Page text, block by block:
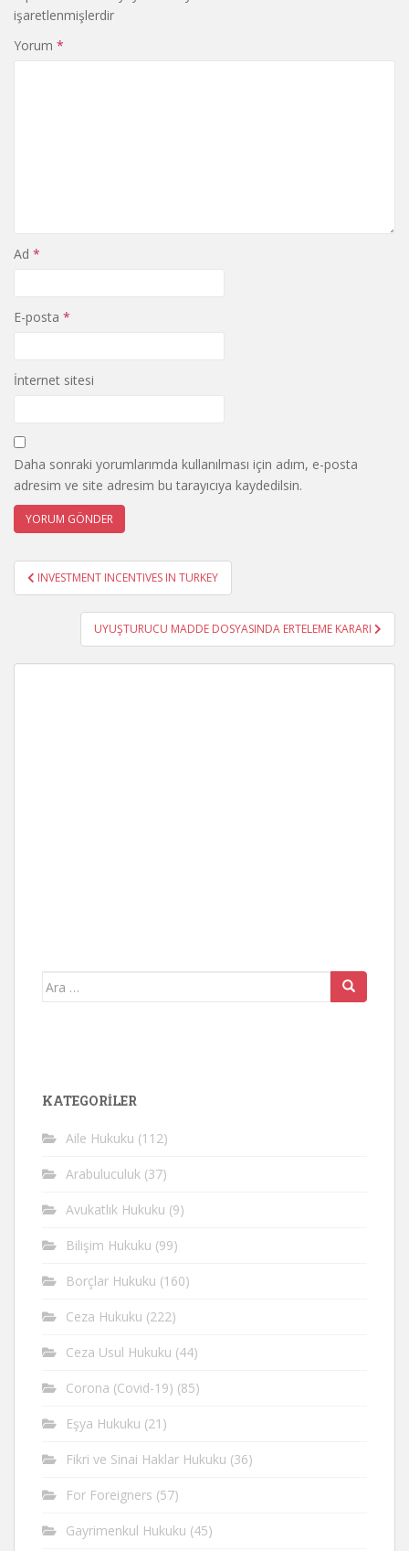
işaretlenmişlerdir
Yorum *
Ad *
E-posta *
İnternet sitesi
Daha sonraki yorumlarımda kullanılması için adım, e-posta
adresim ve site adresim bu tarayıcıya kaydedilsin.
Yazı
gezinmesi
INVESTMENT INCENTIVES IN TURKEY
UYUŞTURUCU MADDE DOSYASINDA ERTELEME KARARI
Arama
KATEGORİLER
Aile Hukuku (112)
Arabuluculuk (37)
Avukatlık Hukuku (9)
Bilişim Hukuku (99)
Borçlar Hukuku (160)
Ceza Hukuku (222)
Ceza Usul Hukuku (44)
Corona (Covid-19) (85)
Eşya Hukuku (21)
Fikri ve Sinai Haklar Hukuku (36)
For Foreigners (57)
Gayrimenkul Hukuku (45)